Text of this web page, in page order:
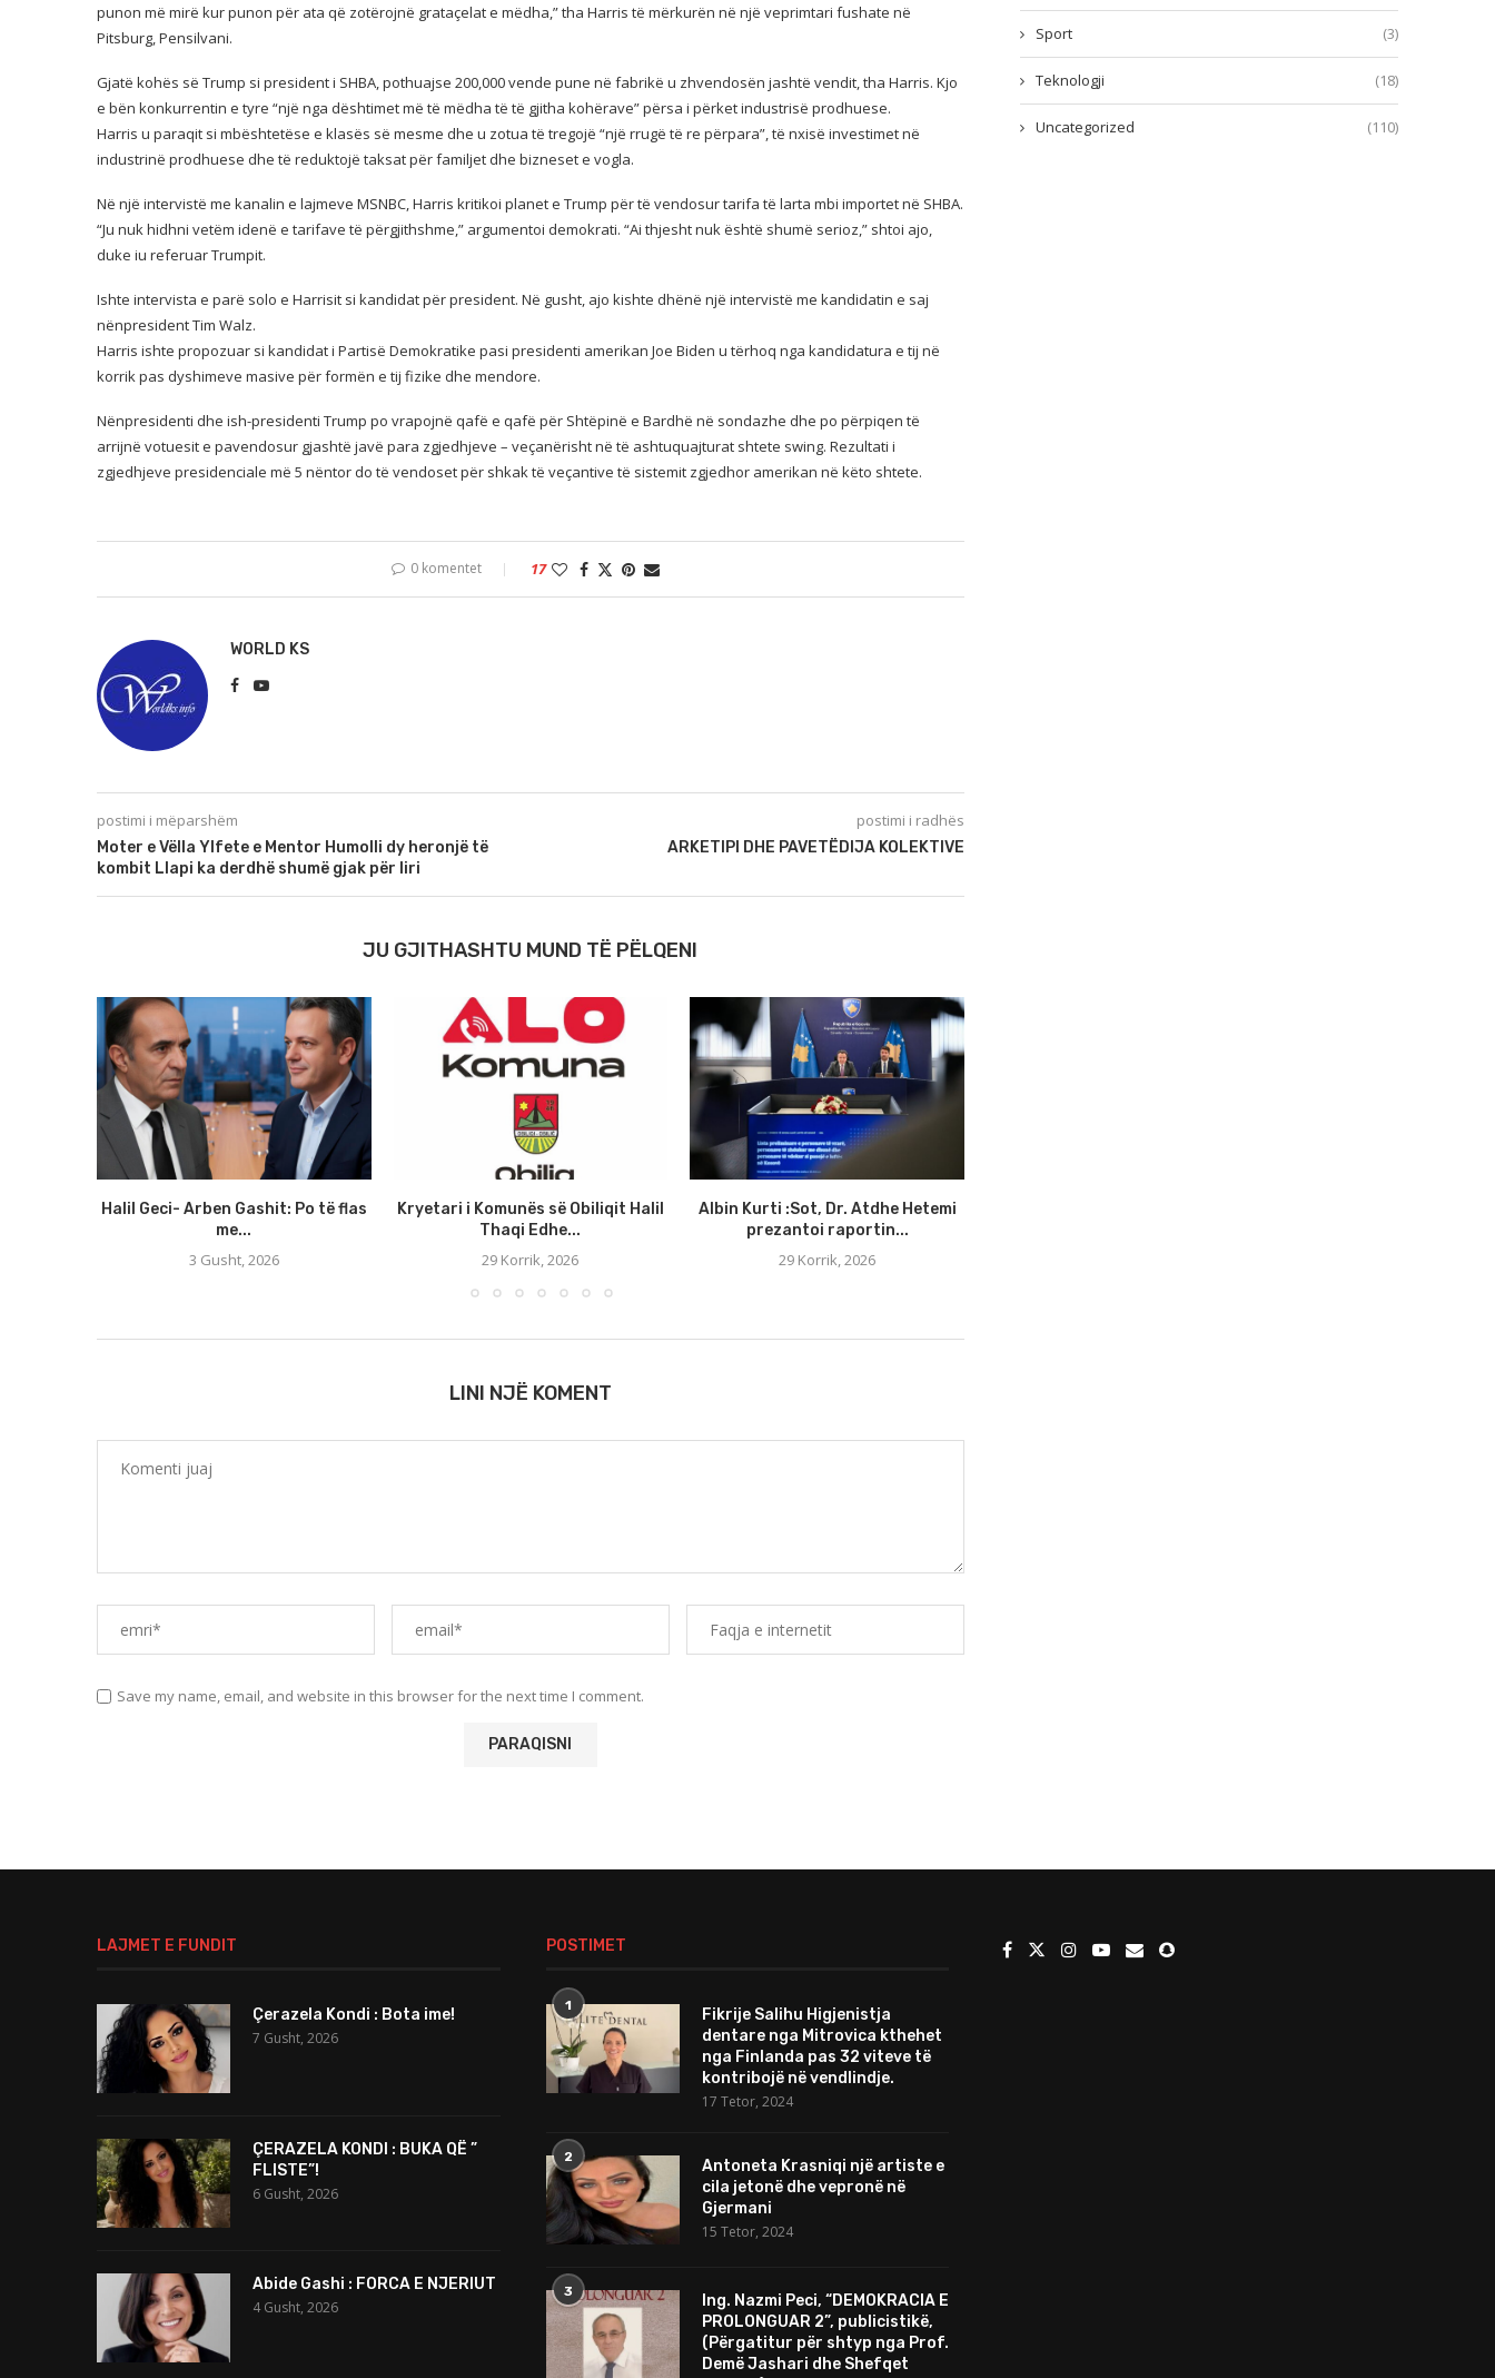
punon më mirë kur punon për ata që zotërojnë grataçelat e mëdha,” tha Harris të mërkurën në një veprimtari fushate në
Pitsburg, Pensilvani.
Gjatë kohës së Trump si president i SHBA, pothuajse 200,000 vende pune në fabrikë u zhvendosën jashtë vendit, tha Harris. Kjo
e bën konkurrentin e tyre “një nga dështimet më të mëdha të të gjitha kohërave” përsa i përket industrisë prodhuese.
Harris u paraqit si mbështetëse e klasës së mesme dhe u zotua të tregojë “një rrugë të re përpara”, të nxisë investimet në
industrinë prodhuese dhe të reduktojë taksat për familjet dhe bizneset e vogla.
Në një intervistë me kanalin e lajmeve MSNBC, Harris kritikoi planet e Trump për të vendosur tarifa të larta mbi importet në SHBA.
“Ju nuk hidhni vetëm idenë e tarifave të përgjithshme,” argumentoi demokrati. “Ai thjesht nuk është shumë serioz,” shtoi ajo,
duke iu referuar Trumpit.
Ishte intervista e parë solo e Harrisit si kandidat për president. Në gusht, ajo kishte dhënë një intervistë me kandidatin e saj
nënpresident Tim Walz.
Harris ishte propozuar si kandidat i Partisë Demokratike pasi presidenti amerikan Joe Biden u tërhoq nga kandidatura e tij në
korrik pas dyshimeve masive për formën e tij fizike dhe mendore.
Nënpresidenti dhe ish-presidenti Trump po vrapojnë qafë e qafë për Shtëpinë e Bardhë në sondazhe dhe po përpiqen të
arrijnë votuesit e pavendosur gjashtë javë para zgjedhjeve – veçanërisht në të ashtuquajturat shtete swing. Rezultati i
zgjedhjeve presidenciale më 5 nëntor do të vendoset për shkak të veçantive të sistemit zgjedhor amerikan në këto shtete.
0 komentet 17
WORLD KS
postimi i mëparshëm
Moter e Vëlla Ylfete e Mentor Humolli dy heronjë të
kombit Llapi ka derdhë shumë gjak për liri
postimi i radhës
ARKETIPI DHE PAVETËDIJA KOLEKTIVE
JU GJITHASHTU MUND TË PËLQENI
Halil Geci- Arben Gashit: Po të flas
me...
3 Gusht, 2026
Kryetari i Komunës së Obiliqit Halil
Thaqi Edhe...
29 Korrik, 2026
Albin Kurti :Sot, Dr. Atdhe Hetemi
prezantoi raportin...
29 Korrik, 2026
LINI NJË KOMENT
Save my name, email, and website in this browser for the next time I comment.
Sport (3)
Teknologji (18)
Uncategorized (110)
LAJMET E FUNDIT
Çerazela Kondi : Bota ime!
7 Gusht, 2026
ÇERAZELA KONDI : BUKA QË ”
FLISTE”!
6 Gusht, 2026
Abide Gashi : FORCA E NJERIUT
4 Gusht, 2026
POSTIMET
1
Fikrije Salihu Higjenistja
dentare nga Mitrovica kthehet
nga Finlanda pas 32 viteve të
kontribojë në vendlindje.
17 Tetor, 2024
2
Antoneta Krasniqi një artiste e
cila jetonë dhe vepronë në
Gjermani
15 Tetor, 2024
3
Ing. Nazmi Peci, “DEMOKRACIA E
PROLONGUAR 2”, publicistikë,
(Përgatitur për shtyp nga Prof.
Demë Jashari dhe Shefqet